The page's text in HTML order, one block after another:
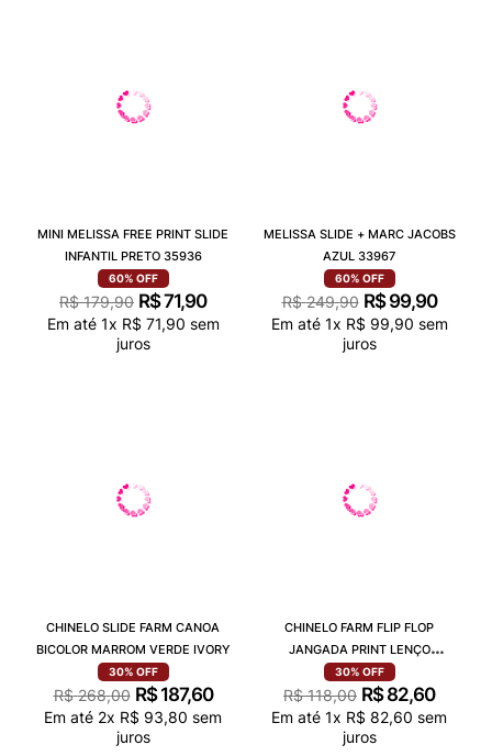
MINI MELISSA FREE PRINT SLIDE
INFANTIL PRETO 35936
60% OFF
R$ 179,90 R$71,90
Em até 1x R$ 71,90 sem
juros
MELISSA SLIDE + MARC JACOBS
AZUL 33967
60% OFF
R$ 249,90 R$ 99,90
Em até 1x R$ 99,90 sem
juros
CHINELO SLIDE FARM CANOA
BICOLOR MARROM VERDE IVORY
30% OFF
R$ 268,00 R$ 187,60
Em até 2x R$ 93,80 sem
juros
CHINELO FARM FLIP FLOP
JANGADA PRINT LENÇO
FLORALINE
30% OFF
R$ 118,00 R$ 82,60
Em até 1x R$ 82,60 sem
juros